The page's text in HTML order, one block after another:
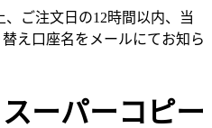
ご注文日の12時間以内、当
え口座名をメールにてお知ら
ーパーコピー